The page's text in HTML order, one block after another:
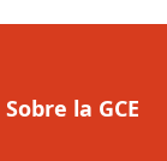
Sobre la GCE